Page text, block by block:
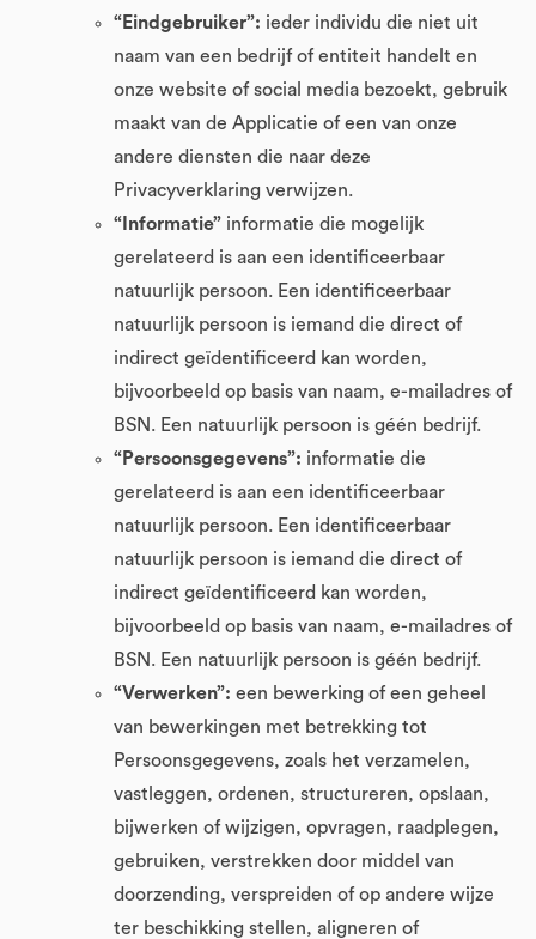
“Eindgebruiker”: ieder individu die niet uit
naam van een bedrijf of entiteit handelt en
onze website of social media bezoekt, gebruik
maakt van de Applicatie of een van onze
andere diensten die naar deze
Privacyverklaring verwijzen.
“Informatie” informatie die mogelijk
gerelateerd is aan een identificeerbaar
natuurlijk persoon. Een identificeerbaar
natuurlijk persoon is iemand die direct of
indirect geïdentificeerd kan worden,
bijvoorbeeld op basis van naam, e-mailadres of
BSN. Een natuurlijk persoon is géén bedrijf.
“Persoonsgegevens”: informatie die
gerelateerd is aan een identificeerbaar
natuurlijk persoon. Een identificeerbaar
natuurlijk persoon is iemand die direct of
indirect geïdentificeerd kan worden,
bijvoorbeeld op basis van naam, e-mailadres of
BSN. Een natuurlijk persoon is géén bedrijf.
“Verwerken”: een bewerking of een geheel
van bewerkingen met betrekking tot
Persoonsgegevens, zoals het verzamelen,
vastleggen, ordenen, structureren, opslaan,
bijwerken of wijzigen, opvragen, raadplegen,
gebruiken, verstrekken door middel van
doorzending, verspreiden of op andere wijze
ter beschikking stellen, aligneren of